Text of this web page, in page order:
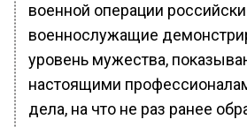
военной операции
военнослужащие
уровень мужества,
настоящими
дела, на что не раз ранее